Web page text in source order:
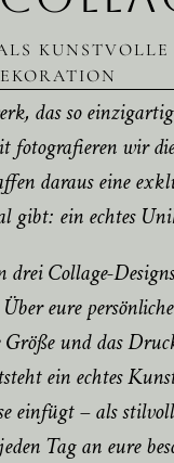
KUNSTVOLLE
das so
fotografieren wir
daraus eine
gibt: ein echtes
Collage-
eure persönliche
und das
ein echtes
einfügt – als
Tag an eure